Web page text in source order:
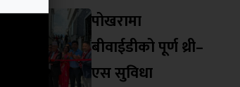
पोखरामा
बीवाईडीको पूर्ण थ्री–
एस सुविधा